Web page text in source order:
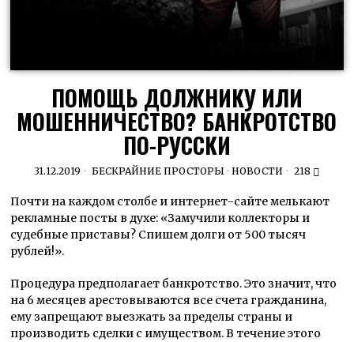
ПОМОЩЬ ДОЛЖНИКУ ИЛИ
МОШЕННИЧЕСТВО? БАНКРОТСТВО
ПО-РУССКИ
31.12.2019 БЕСКРАЙНИЕ ПРОСТОРЫ · НОВОСТИ 218
Почти на каждом столбе и интернет-сайте мелькают
рекламные посты в духе: «Замучили коллекторы и
судебные приставы? Спишем долги от 500 тысяч
рублей!».
Процедура предполагает банкротство. Это значит, что
на 6 месяцев арестовываются все счета гражданина,
ему запрещают выезжать за пределы страны и
производить сделки с имуществом. В течение этого